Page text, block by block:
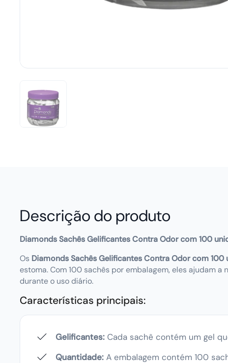
Descrição do produto
Diamonds Sachês Gelificantes Contra Odorcom 100
Os Diamonds Sachês Gelificantes Contra Odorcom 100
estoma. Com 100 sachês por embalagem, eles ajudam
durante o uso diário.
Características principais:
Gelificantes: Cada sachê contém um gel
Quantidade: A embalagem contém 100